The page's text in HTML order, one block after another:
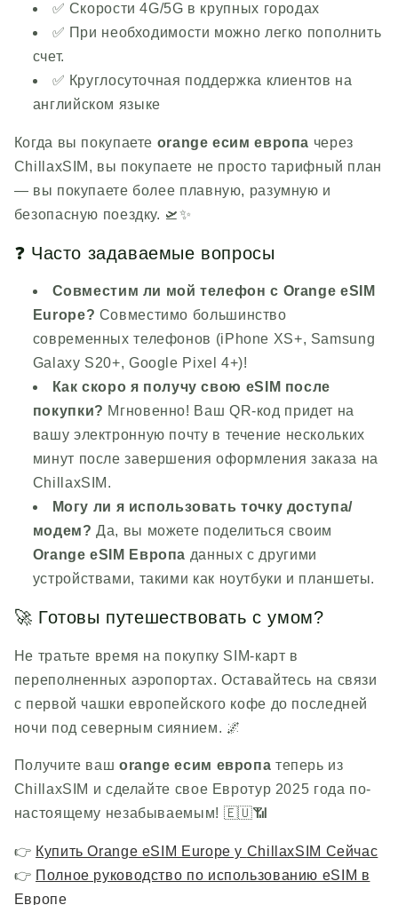
✅ Скорости 4G/5G в крупных городах
✅ При необходимости можно легко пополнить
счет.
✅ Круглосуточная поддержка клиентов на
английском языке
Когда вы покупаете orange есим европа через
ChillaxSIM , вы покупаете не просто тарифный план
— вы покупаете более плавную, разумную и
безопасную поездку. 🛫✨
❓ Часто задаваемые вопросы
Совместим ли мой телефон с Orange eSIM
Europe? Совместимо большинство
современных телефонов (iPhone XS+, Samsung
Galaxy S20+, Google Pixel 4+)!
Как скоро я получу свою eSIM после
покупки? Мгновенно! Ваш QR-код придет на
вашу электронную почту в течение нескольких
минут после завершения оформления заказа на
ChillaxSIM .
Могу ли я использовать точку доступа/
модем? Да, вы можете поделиться своим
Orange eSIM Европа данных с другими
устройствами, такими как ноутбуки и планшеты.
🚀 Готовы путешествовать с умом?
Не тратьте время на покупку SIM-карт в
переполненных аэропортах. Оставайтесь на связи
с первой чашки европейского кофе до последней
ночи под северным сиянием. 🌌
Получите ваш orange есим европа теперь из
ChillaxSIM и сделайте свое Евротур 2025 года по-
настоящему незабываемым! 🇪🇺📶
👉 Купить Orange eSIM Europe у ChillaxSIM Сейчас
👉 Полное руководство по использованию eSIM в
Европе